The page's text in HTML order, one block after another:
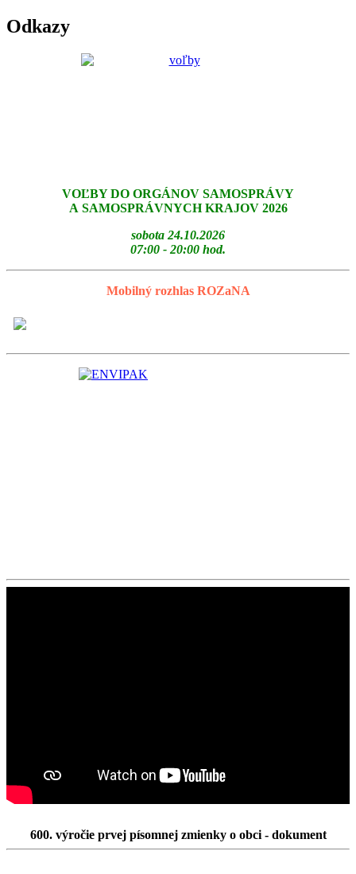
Odkazy
VOĽBY DO ORGÁNOV SAMOSPRÁVY
A SAMOSPRÁVNYCH KRAJOV 2026
sobota 24.10.2026
07:00 - 20:00 hod.
Mobilný rozhlas ROZaNA
600. výročie prvej písomnej zmienky o obci - dokument